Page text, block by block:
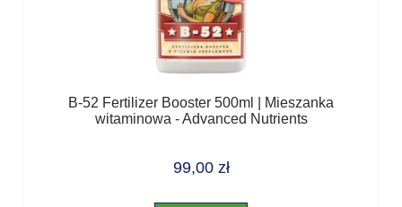
B-52 Fertilizer Booster 500ml | Mieszanka
witaminowa - Advanced Nutrients
99,00 zł